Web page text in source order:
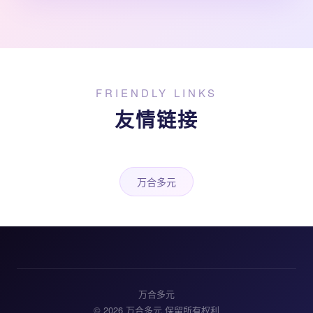
FRIENDLY LINKS
友情链接
万合多元
万合多元
© 2026 万合多元 保留所有权利